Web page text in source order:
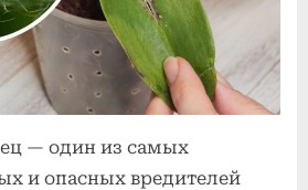
— один из самых
и опасных вредителей